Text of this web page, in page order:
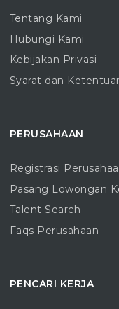
Tentang Kami
Hubungi Kami
Kebijakan Privasi
Syarat dan
PERUSAHAAN
Registrasi
Pasang Lowongan
Talent Search
Faqs Perusahaan
PENCARI KERJA